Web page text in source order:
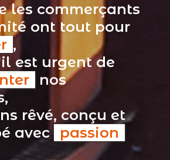
les commerçants
ont tout pour
,
est urgent de
nos
rêvé, conçu et
avec passion